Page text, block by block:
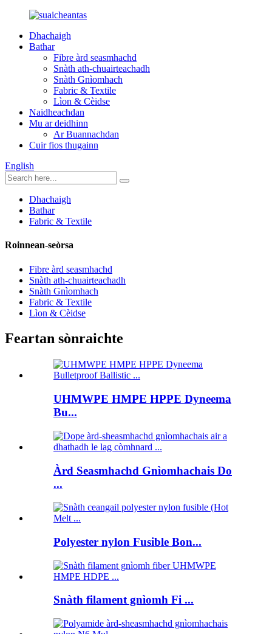
Dhachaigh
Bathar
Fibre àrd seasmhachd
Snàth ath-chuairteachadh
Snàth Gnìomhach
Fabric & Textile
Lìon & Cèidse
Naidheachdan
Mu ar deidhinn
Ar Buannachdan
Cuir fios thugainn
English
Dhachaigh
Bathar
Fabric & Textile
Roinnean-seòrsa
Fibre àrd seasmhachd
Snàth ath-chuairteachadh
Snàth Gnìomhach
Fabric & Textile
Lìon & Cèidse
Feartan sònraichte
UHMWPE HMPE HPPE Dyneema
Bu...
Àrd Seasmhachd Gnìomhachais Do
...
Polyester nylon Fusible Bon...
Snàth filament gnìomh Fi ...